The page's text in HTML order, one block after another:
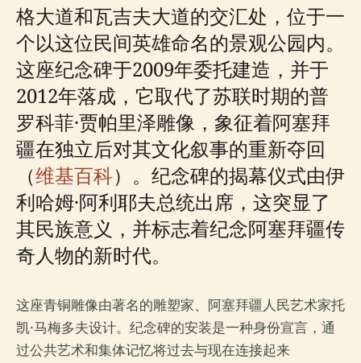
格大道和瓦吉夫大道的交汇处，位于一
个以这位民间英雄命名的景观公园内。
这座纪念碑于2009年委托建造，并于
2012年落成，它取代了苏联时期的普
罗科菲·贾帕里泽雕像，象征着阿塞拜
疆在独立后对其文化叙事的重新夺回
（维基百科）。纪念碑的揭幕仪式由伊
利哈姆·阿利耶夫总统出席，这突显了
其民族意义，并标志着纪念阿塞拜疆传
奇人物的新时代。
这座青铜雕像由著名的雕塑家、阿塞拜疆人民艺术家托
凯·马梅多夫设计。纪念碑的安装是一种身份宣言，通
过公共艺术和集体记忆将过去与现在连接起来